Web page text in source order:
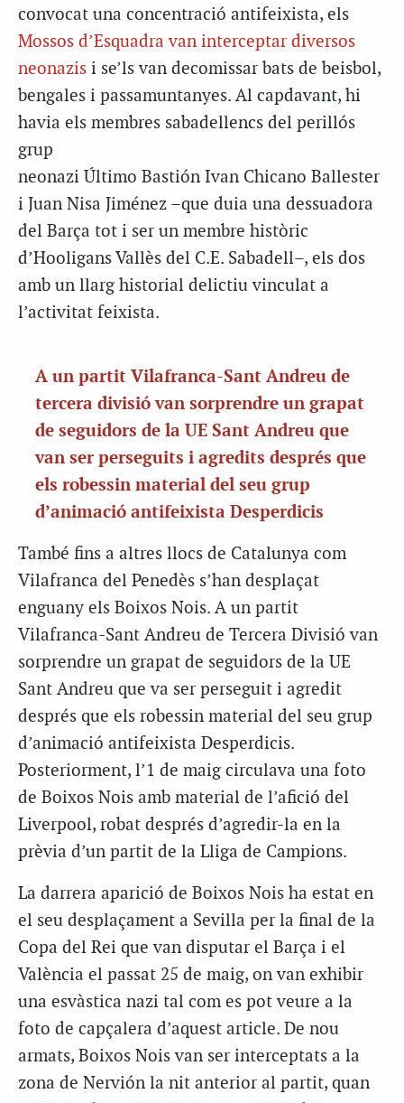
convocat una concentració antifeixista, els
Mossos d’Esquadra van interceptar diversos
neonazis i se’ls van decomissar bats de beisbol,
bengales i passamuntanyes. Al capdavant, hi
havia els membres sabadellencs del perillós
grup
neonazi Último Bastión Ivan Chicano Ballester
i Juan Nisa Jiménez –que duia una dessuadora
del Barça tot i ser un membre històric
d’Hooligans Vallès del C.E. Sabadell–, els dos
amb un llarg historial delictiu vinculat a
l’activitat feixista.
A un partit Vilafranca-Sant Andreu de
tercera divisió van sorprendre un grapat
de seguidors de la UE Sant Andreu que
van ser perseguits i agredits després que
els robessin material del seu grup
d’animació antifeixista Desperdicis
També fins a altres llocs de Catalunya com
Vilafranca del Penedès s’han desplaçat
enguany els Boixos Nois. A un partit
Vilafranca-Sant Andreu de Tercera Divisió van
sorprendre un grapat de seguidors de la UE
Sant Andreu que va ser perseguit i agredit
després que els robessin material del seu grup
d’animació antifeixista Desperdicis.
Posteriorment, l’1 de maig circulava una foto
de Boixos Nois amb material de l’afició del
Liverpool, robat després d’agredir-la en la
prèvia d’un partit de la Lliga de Campions.
La darrera aparició de Boixos Nois ha estat en
el seu desplaçament a Sevilla per la final de la
Copa del Rei que van disputar el Barça i el
València el passat 25 de maig, on van exhibir
una esvàstica nazi tal com es pot veure a la
foto de capçalera d’aquest article. De nou
armats, Boixos Nois van ser interceptats a la
zona de Nervión la nit anterior al partit, quan